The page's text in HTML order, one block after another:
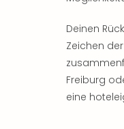
Deinen
Zeichen
Freiburg
eine